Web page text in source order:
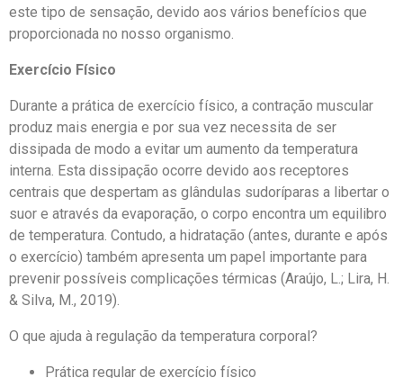
este tipo de sensação, devido aos vários benefícios que
proporcionada no nosso organismo.
Exercício Físico
Durante a prática de exercício físico, a contração muscular
produz mais energia e por sua vez necessita de ser
dissipada de modo a evitar um aumento da temperatura
interna. Esta dissipação ocorre devido aos receptores
centrais que despertam as glândulas sudoríparas a libertar o
suor e através da evaporação, o corpo encontra um equilibro
de temperatura. Contudo, a hidratação (antes, durante e após
o exercício) também apresenta um papel importante para
prevenir possíveis complicações térmicas (Araújo, L.; Lira, H.
& Silva, M., 2019).
O que ajuda à regulação da temperatura corporal?
Prática regular de exercício físico